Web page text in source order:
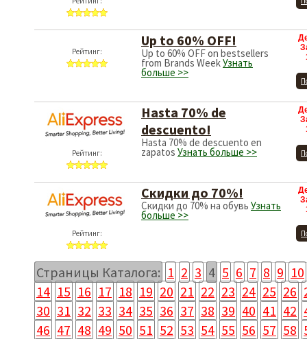
Рейтинг:
Up to 60% OFF!
Up to 60% OFF on bestsellers
from Brands WeekУзнать
больше >>
Рейтинг:
Hasta 70% de
descuento!
Hasta 70% de descuento en
zapatos Узнать больше >>
Рейтинг:
Скидки до 70%!
Скидки до 70% на обувь Узнать
больше >>
Страницы Каталога: 1 2 3 4 5 6 7 8 9 10
14 15 16 17 18 19 20 21 22 23 24 25 26
30 31 32 33 34 35 36 37 38 39 40 41 42
46 47 48 49 50 51 52 53 54 55 56 57 58